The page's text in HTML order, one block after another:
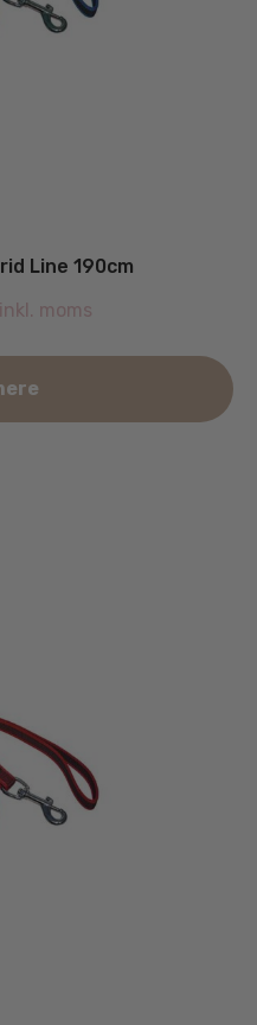
Line 190cm
inkl. moms